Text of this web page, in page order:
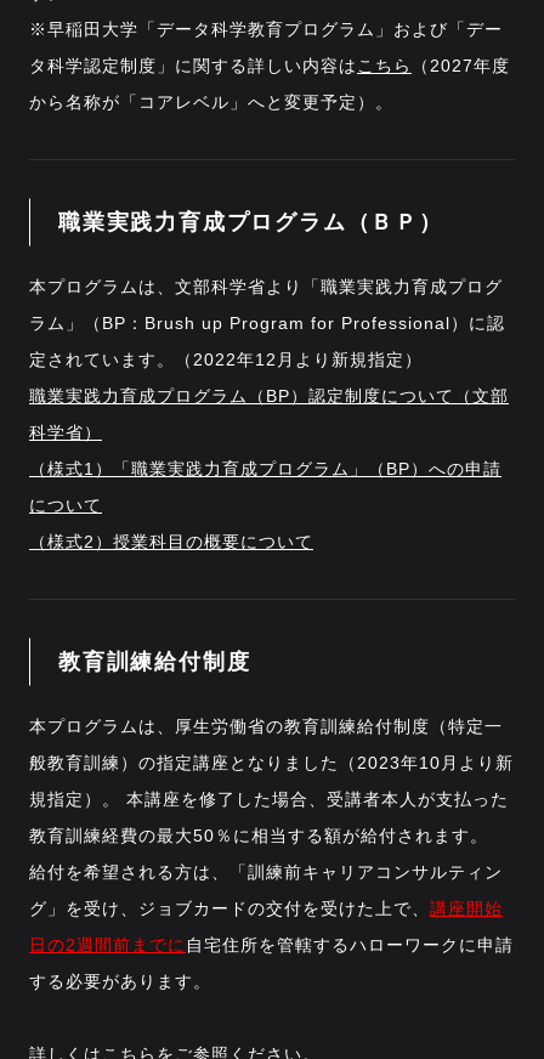
※早稲田大学「データ科学教育プログラム」および「デー
タ科学認定制度」に関する詳しい内容は こちら
（2027年度
から名称が「コアレベル」へと変更予定）。
職業実践力育成プログラム（ＢＰ）
本プログラムは、文部科学省より「職業実践力育成プログ
ラム」（BP：Brush up Program for Professional）に認
定されています。（2022年12月より新規指定）
職業実践力育成プログラム（BP）認定制度について（文部
科学省）
（様式1）「職業実践力育成プログラム」（BP）への申請
について
（様式2）授業科目の概要について
教育訓練給付制度
本プログラムは、厚生労働省の教育訓練給付制度（特定一
般教育訓練）の指定講座となりました（2023年10月より新
規指定）。 本講座を修了した場合、受講者本人が支払った
教育訓練経費の最大50％に相当する額が給付されます。
給付を希望される方は、「訓練前キャリアコンサルティン
グ」を受け、ジョブカードの交付を受けた上で、 講座開始
日の2週間前までに 自宅住所を管轄するハローワークに申請
する必要があります。
詳しくは こちら をご参照ください。